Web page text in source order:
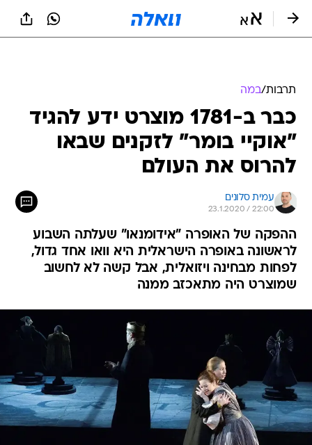
תרבות/במה
כבר ב-1781 מוצרט ידע להגיד
"אוקיי בומר" לזקנים שבאו
להרוס את העולם
עמית סלונים
23.1.2020 / 22:00
ההפקה של האופרה "אידומנאו" שעלתה השבוע
לראשונה באופרה הישראלית היא וואו אחד גדול,
לפחות מבחינה ויזואלית, אבל קשה לא לחשוב
שמוצרט היה מתאכזב ממנה